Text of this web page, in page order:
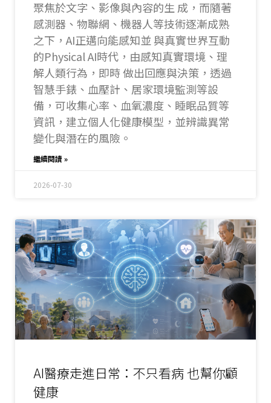
聚焦於文字、影像與內容的生 成，而隨著
感測器、物聯網、機器人等技術逐漸成熟
之下，AI正邁向能感知並 與真實世界互動
的Physical AI時代，由感知真實環境、理
解人類行為，即時 做出回應與決策，透過
智慧手錶、血壓計、居家環境監測等設
備，可收集心率、血氧濃度、睡眠品質等
資訊，建立個人化健康模型，並辨識異常
變化與潛在的風險。
繼續閱讀 »
2026-07-30
AI醫療走進日常：不只看病 也幫你顧
健康